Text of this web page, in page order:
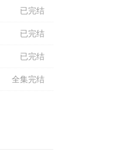
已完结
已完结
已完结
全集完结